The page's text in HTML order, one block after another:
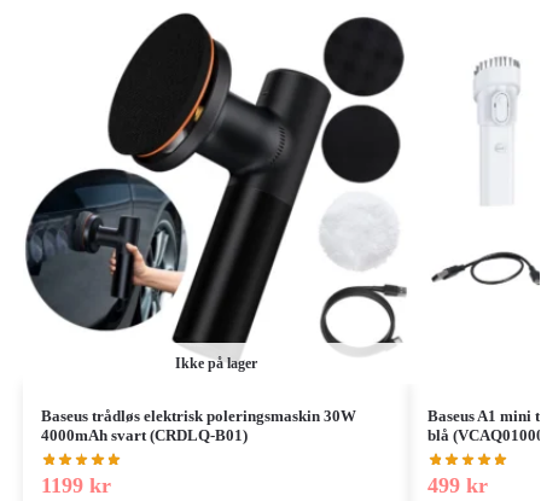
Ikke på lager
Baseus trådløs elektrisk poleringsmaskin 30W
4000mAh svart (CRDLQ-B01)
1199 kr
Baseus A1 mini
blå
499 kr